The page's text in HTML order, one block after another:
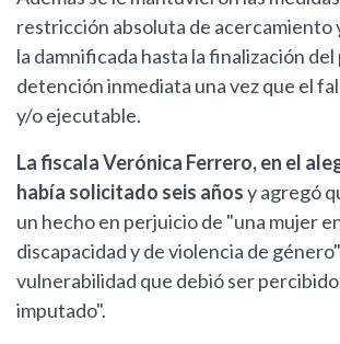
restricción absoluta de acercamiento
la damnificada hasta la finalización del
detención inmediata una vez que el
y/o ejecutable.
La fiscala Verónica Ferrero, en el
había solicitado seis añosy agregó
un hecho en perjuicio de "una mujer
discapacidad y de violencia de
vulnerabilidad que debió ser
imputado".